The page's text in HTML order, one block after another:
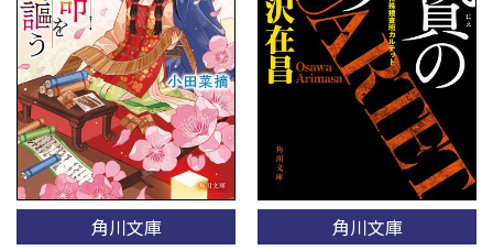
角川文庫 角川文庫